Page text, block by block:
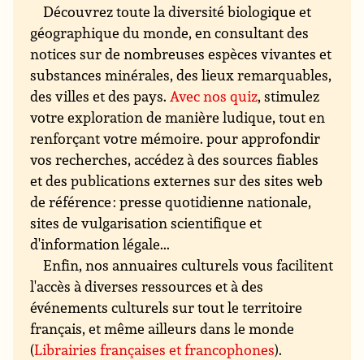
Découvrez toute la diversité biologique et
géographique du monde, en consultant des
notices sur de nombreuses espèces vivantes et
substances minérales, des lieux remarquables,
des villes et des pays. Avec nos quiz, stimulez
votre exploration de manière ludique, tout en
renforçant votre mémoire. pour approfondir
vos recherches, accédez à des sources fiables
et des publications externes sur des sites web
de référence : presse quotidienne nationale,
sites de vulgarisation scientifique et
d'information légale...
Enfin, nos annuaires culturels vous facilitent
l'accès à diverses ressources et à des
événements culturels sur tout le territoire
français, et même ailleurs dans le monde
(Librairies françaises et francophones).